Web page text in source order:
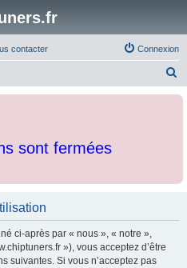
contacter Connexion
c
sont fermées
ci-après par « nous », « notre »,
»), vous acceptez d’être
suivantes. Si vous n’acceptez pas